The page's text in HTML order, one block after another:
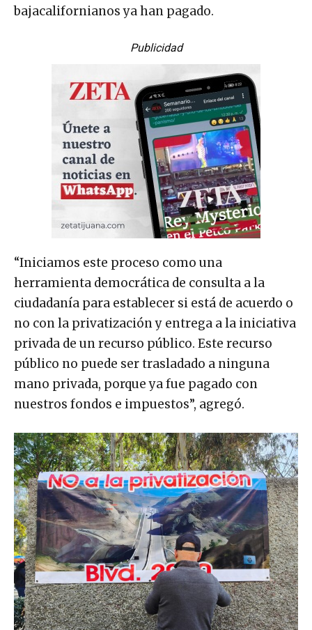
bajacalifornianos ya han pagado.
Publicidad
“Iniciamos este proceso como una
herramienta democrática de consulta a la
ciudadanía para establecer si está de acuerdo o
no con la privatización y entrega a la iniciativa
privada de un recurso público. Este recurso
público no puede ser trasladado a ninguna
mano privada, porque ya fue pagado con
nuestros fondos e impuestos”, agregó.